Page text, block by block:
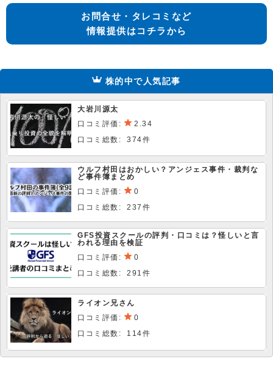
お問合せ・タレコミなど
情報提供はコチラから
株的中で人気記事
大岩川源太
口コミ評価:
2.34
口コミ総数: 374件
ウルフ村田はおかしい？アンジェス事件・裁判な
ど事件簿まとめ
口コミ評価:
0
口コミ総数: 237件
GFS投資スクールの評判・口コミは？怪しいと言
われる理由を検証
口コミ評価:
0
口コミ総数: 291件
ライオン兄さん
口コミ評価:
0
口コミ総数: 114件